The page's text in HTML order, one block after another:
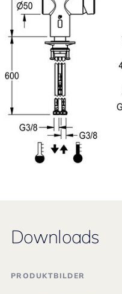
Downloads
PRODUKTBILDER